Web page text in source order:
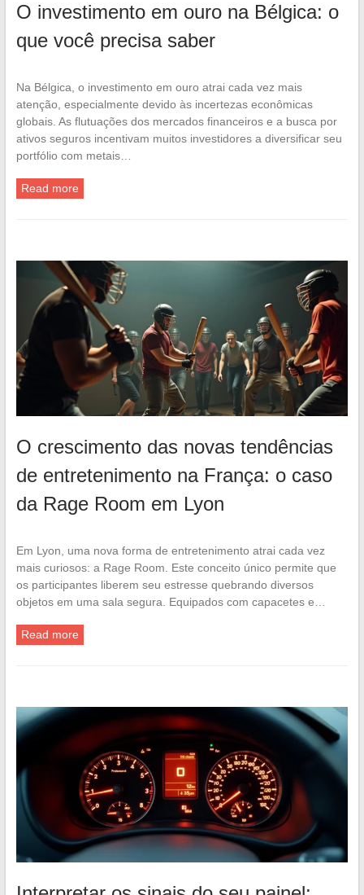
O investimento em ouro na Bélgica: o
que você precisa saber
Na Bélgica, o investimento em ouro atrai cada vez mais
atenção, especialmente devido às incertezas econômicas
globais. As flutuações dos mercados financeiros e a busca por
ativos seguros incentivam muitos investidores a diversificar seu
portfólio com metais…
Read more
O crescimento das novas tendências
de entretenimento na França: o caso
da Rage Room em Lyon
Em Lyon, uma nova forma de entretenimento atrai cada vez
mais curiosos: a Rage Room. Este conceito único permite que
os participantes liberem seu estresse quebrando diversos
objetos em uma sala segura. Equipados com capacetes e…
Read more